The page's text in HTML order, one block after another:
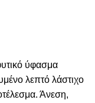
ύφασμα
λεπτό λάστιχο
Άνεση,